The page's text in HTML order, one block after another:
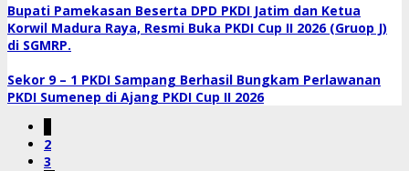
Bupati Pamekasan Beserta DPD PKDI Jatim dan Ketua
Korwil Madura Raya, Resmi Buka PKDI Cup II 2026 (Gruop J)
di SGMRP.
Sekor 9 – 1 PKDI Sampang Berhasil Bungkam Perlawanan
PKDI Sumenep di Ajang PKDI Cup II 2026
2
3